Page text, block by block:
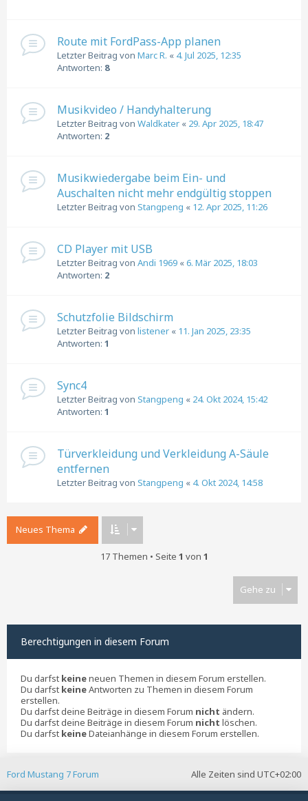
Route mit FordPass-App planen
Letzter Beitrag von Marc R. « 4. Jul 2025, 12:35
Antworten: 8
Musikvideo / Handyhalterung
Letzter Beitrag von Waldkater « 29. Apr 2025, 18:47
Antworten: 2
Musikwiedergabe beim Ein- und
Auschalten nicht mehr endgültig stoppen
Letzter Beitrag von Stangpeng « 12. Apr 2025, 11:26
CD Player mit USB
Letzter Beitrag von Andi 1969 «6. Mär 2025, 18:03
Antworten: 2
Schutzfolie Bildschirm
Letzter Beitrag von listener « 11. Jan 2025, 23:35
Antworten: 1
Sync4
Letzter Beitrag von Stangpeng « 24. Okt 2024, 15:42
Antworten: 1
Türverkleidung und Verkleidung A-Säule
entfernen
Letzter Beitrag von Stangpeng « 4. Okt 2024, 14:58
Neues Thema
17 Themen • Seite 1 von 1
Gehe zu
Berechtigungen in diesem Forum
Du darfst keineneuen Themen in diesem Forum erstellen.
Du darfst keineAntworten zu Themen in diesem Forum
erstellen.
Du darfst deine Beiträge in diesem Forum nicht ändern.
Du darfst deine Beiträge in diesem Forum nicht löschen.
Du darfst keineDateianhänge in diesem Forum erstellen.
Alle Zeiten sind UTC+02:00
Ford Mustang 7 Forum